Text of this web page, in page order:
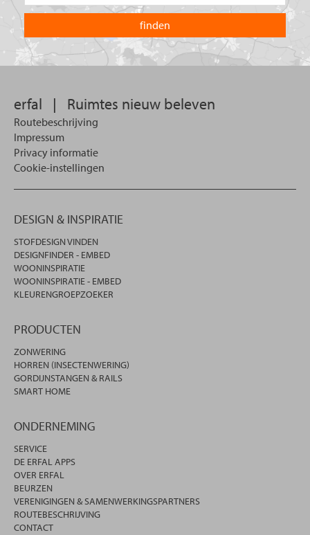
u?
land
waarin
u
wilt
zoeken.
erfal | Ruimtes nieuw beleven
Routebeschrijving
Impressum
Privacy informatie
Cookie-instellingen
DESIGN & INSPIRATIE
STOFDESIGN VINDEN
DESIGNFINDER - EMBED
WOONINSPIRATIE
WOONINSPIRATIE - EMBED
KLEURENGROEPZOEKER
PRODUCTEN
ZONWERING
HORREN (INSECTENWERING)
GORDIJNSTANGEN & RAILS
SMART HOME
ONDERNEMING
SERVICE
DE ERFAL APPS
OVER ERFAL
BEURZEN
VERENIGINGEN & SAMENWERKINGSPARTNERS
ROUTEBESCHRIJVING
CONTACT